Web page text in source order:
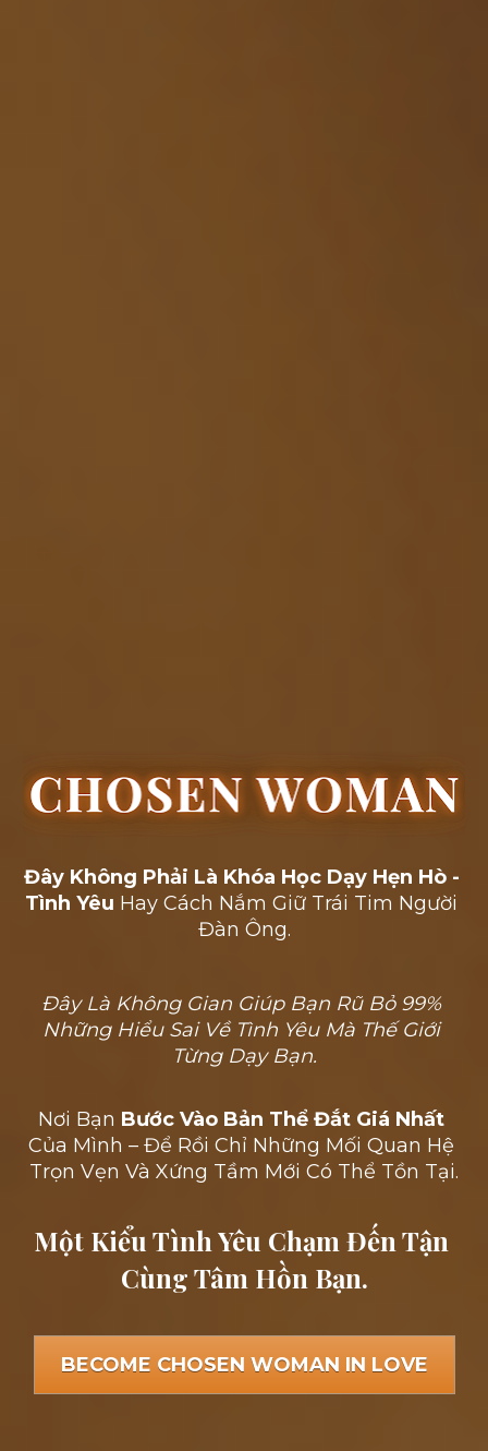
Đây Không Phải Là Khóa Học Dạy Hẹn Hò -
Tình Yêu Hay Cách Nắm Giữ Trái Tim Người
Đàn Ông.
Đây Là Không Gian Giúp Bạn Rũ Bỏ 99%
Những Hiểu Sai Về Tình Yêu Mà Thế Giới
Từng Dạy Bạn.
Nơi Bạn Bước Vào Bản Thể Đắt Giá Nhất
Của Mình – Để Rồi Chỉ Những Mối Quan Hệ
Trọn Vẹn Và Xứng Tầm Mới Có Thể Tồn Tại.
Một Kiểu Tình Yêu Chạm Đến Tận
Cùng Tâm Hồn Bạn.
BECOME CHOSEN WOMAN IN LOVE